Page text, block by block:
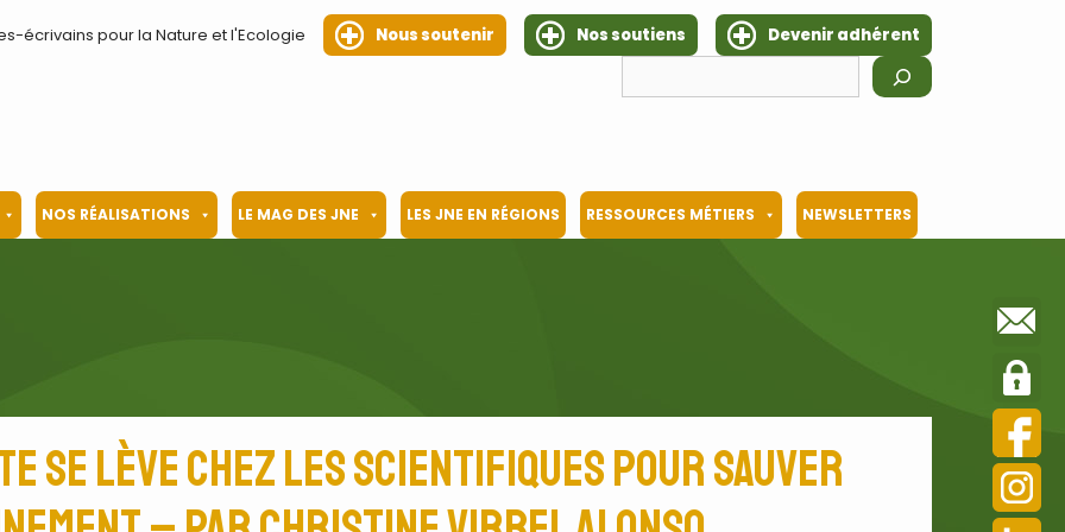
écrivains pour la Nature et l'Ecologie Nous soutenir Nos soutiens
Devenir adhérent
NOS RÉALISATIONS LE MAG DES JNE LES JNE EN RÉGIONS RESSOURCES MÉTIERS NEWSLETTERS
se lève chez les scientifiques pour sauver